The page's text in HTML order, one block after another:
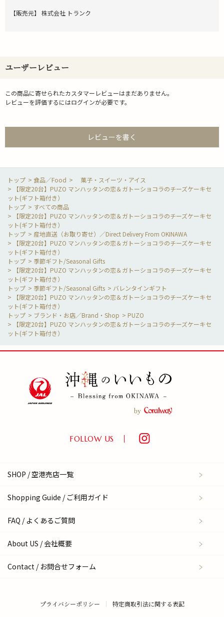
【販売元】 株式会社 トランク
ユーザーレビュー
この商品に寄せられたカスタマーレビューはまだありません。
レビューを評価するにはログインが必要です。
レビューを書く
> 食品／Food >
菓子・スイーツ・アイス
>
【限定20台】PUZO マンハッタンの恋＆ガトーショコラのチーズケーキセ
ット(ギフト箱付き）
> すべての商品
>
【限定20台】PUZO マンハッタンの恋＆ガトーショコラのチーズケーキセ
ット(ギフト箱付き）
> 産地直送（お取り寄せ）／Direct Delivery From OKINAWA
>
【限定20台】PUZO マンハッタンの恋＆ガトーショコラのチーズケーキセ
ット(ギフト箱付き）
> 季節ギフト/Seasonal Gifts
>
【限定20台】PUZO マンハッタンの恋＆ガトーショコラのチーズケーキセ
ット(ギフト箱付き）
> 季節ギフト/Seasonal Gifts > バレンタインギフト
>
【限定20台】PUZO マンハッタンの恋＆ガトーショコラのチーズケーキセ
ット(ギフト箱付き）
> ブランド・お店／Brand・Shop > PUZO
>
【限定20台】PUZO マンハッタンの恋＆ガトーショコラのチーズケーキセ
ット(ギフト箱付き）
FOLLOW US
SHOP / 空港売店一覧
Shopping Guide / ご利用ガイド
FAQ / よくあるご質問
About US / 会社概要
Contact / お問合せフォーム
プライバシーポリシー 特定商取引法に関する表記